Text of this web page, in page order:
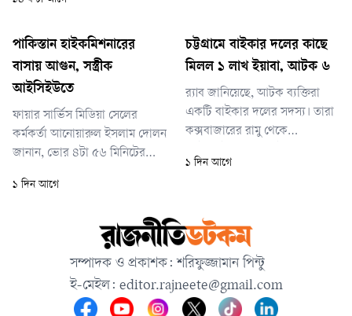
পাকিস্তান হাইকমিশনারের
বাসায় আগুন, সস্ত্রীক
আইসিইউতে
ফায়ার সার্ভিস মিডিয়া সেলের
কর্মকর্তা আনোয়ারুল ইসলাম দোলন
জানান, ভোর ৪টা ৫৬ মিনিটের
ফায়ার সার্ভিস। দ্রুত দুটি ইউনিট
আগুন নিয়ন্ত্রণে আনে। আগুন
পুরোপুরি নেভানো সম্ভব হয় ৫টা
১ দিন আগে
চট্টগ্রামে বাইকার দলের কাছে
মিলল ১ লাখ ইয়াবা, আটক ৬
র‌্যাব জানিয়েছে, আটক ব্যক্তিরা
একটি বাইকার দলের সদস্য। তারা
কক্সবাজারের রামু থেকে
চট্টগ্রামে আসছিলেন। বাইক
আসছিলেন।
১ দিন আগে
সম্পাদক ও প্রকাশক: শরিফুজ্জামান পিন্টু
ই-মেইল: editor.rajneete@gmail.com